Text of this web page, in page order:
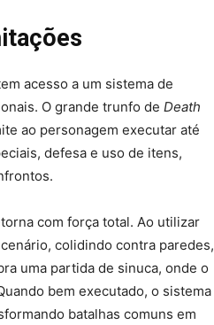
acesso a um sistema de
O grande trunfo de Death
ao personagem executar até
defesa e uso de itens,
com força total. Ao utilizar
colidindo contra paredes,
uma partida de sinuca, onde o
bem executado, o sistema
batalhas comuns em